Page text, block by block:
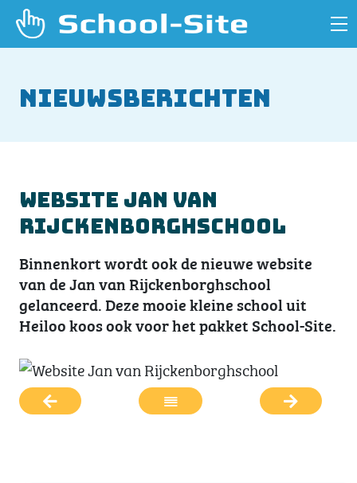
Nieuwsberichten
Website Jan van
Rijckenborghschool
Binnenkort wordt ook de nieuwe website
van de Jan van Rijckenborghschool
gelanceerd. Deze mooie kleine school uit
Heiloo koos ook voor het pakket School-Site.